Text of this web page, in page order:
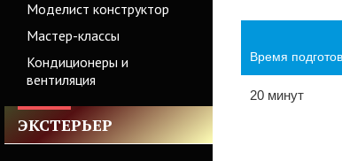
Моделист конструктор
Мастер-классы
Кондиционеры и
вентиляция
ЭКСТЕРЬЕР
Время
20 минут